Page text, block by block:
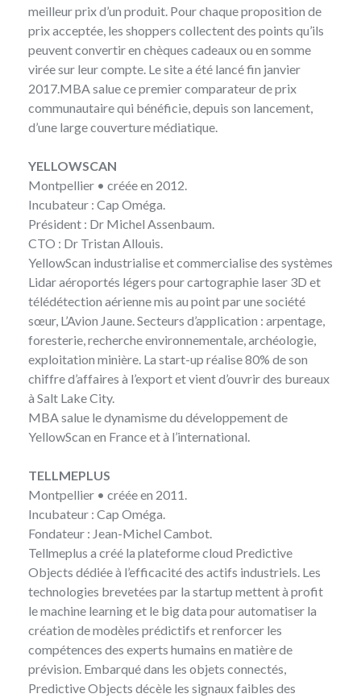
meilleur prix d’un produit. Pour chaque proposition de
prix acceptée, les shoppers collectent des points qu’ils
peuvent convertir en chèques cadeaux ou en somme
virée sur leur compte. Le site a été lancé fin janvier
2017.MBA salue ce premier comparateur de prix
communautaire qui bénéficie, depuis son lancement,
d’une large couverture médiatique.
YELLOWSCAN
Montpellier • créée en 2012.
Incubateur : Cap Oméga.
Président : Dr Michel Assenbaum.
CTO : Dr Tristan Allouis.
YellowScan industrialise et commercialise des systèmes
Lidar aéroportés légers pour cartographie laser 3D et
télédétection aérienne mis au point par une société
sœur, L’Avion Jaune. Secteurs d’application : arpentage,
foresterie, recherche environnementale, archéologie,
exploitation minière. La start-up réalise 80% de son
chiffre d’affaires à l’export et vient d’ouvrir des bureaux
à Salt Lake City.
MBA salue le dynamisme du développement de
YellowScan en France et à l’international.
TELLMEPLUS
Montpellier • créée en 2011.
Incubateur : Cap Oméga.
Fondateur : Jean-Michel Cambot.
Tellmeplus a créé la plateforme cloud Predictive
Objects dédiée à l’efficacité des actifs industriels. Les
technologies brevetées par la startup mettent à profit
le machine learning et le big data pour automatiser la
création de modèles prédictifs et renforcer les
compétences des experts humains en matière de
prévision. Embarqué dans les objets connectés,
Predictive Objects décèle les signaux faibles des